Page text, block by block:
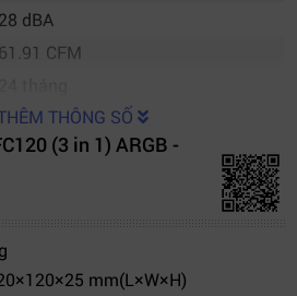
28 dBA
61.91 CFM
THÔNG SỐ
(3 in 1) ARGB -
mm(L×W×H)